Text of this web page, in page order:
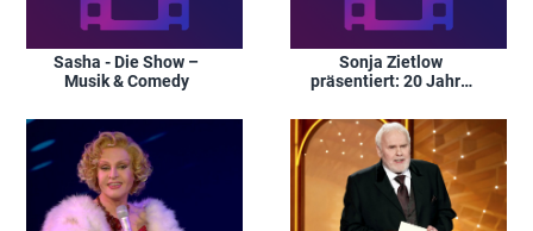
Sasha - Die Show –
Musik & Comedy
Sonja Zietlow
präsentiert: 20 Jahre
jetzt